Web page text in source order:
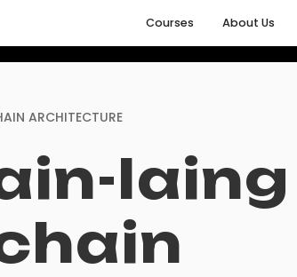
Courses About Us
ARCHITECTURE